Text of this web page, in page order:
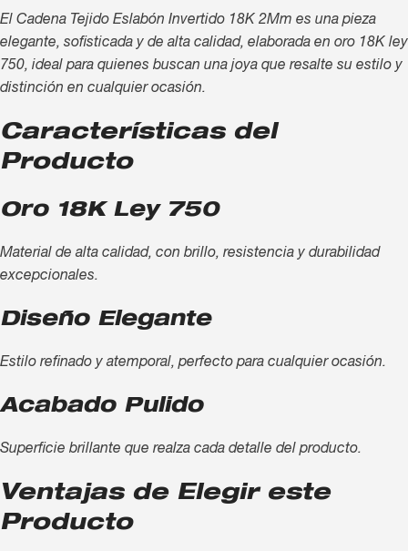
El Cadena Tejido Eslabón Invertido 18K 2Mm es una pieza
elegante, sofisticada y de alta calidad, elaborada en oro 18K ley
750, ideal para quienes buscan una joya que resalte su estilo y
distinción en cualquier ocasión.
Características del
Producto
Oro 18K Ley 750
Material de alta calidad, con brillo, resistencia y durabilidad
excepcionales.
Diseño Elegante
Estilo refinado y atemporal, perfecto para cualquier ocasión.
Acabado Pulido
Superficie brillante que realza cada detalle del producto.
Ventajas de Elegir este
Producto